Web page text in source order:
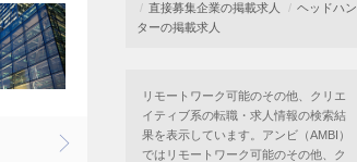
直接募集企業の掲載求人
ヘッドハン
ターの掲載求人
リモートワーク可能のその他、クリエ
イティブ系の転職・求人情報の検索結
果を表示しています。アンビ（AMBI）
ではリモートワーク可能のその他、ク